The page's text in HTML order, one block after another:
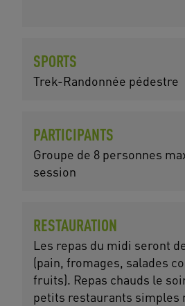
SPORTS
Trek-Randonnée pédestre
PARTICIPANTS
Groupe de 8 personnes
session
RESTAURATION
Les repas du midi seront
(pain, fromages, salades
fruits). Repas chauds le
petits restaurants simples